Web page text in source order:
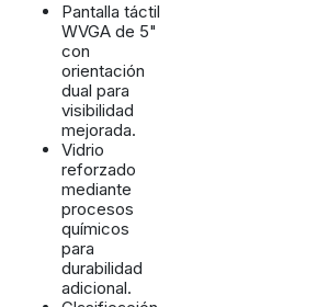
Pantalla táctil
WVGA de 5"
con
orientación
dual para
visibilidad
mejorada.
Vidrio
reforzado
mediante
procesos
químicos
para
durabilidad
adicional.